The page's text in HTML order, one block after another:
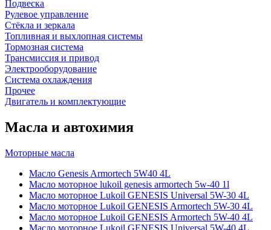
Подвеска
Рулевое управление
Стёкла и зеркала
Топливная и выхлопная системы
Тормозная система
Трансмиссия и привод
Электрооборудование
Система охлаждения
Прочее
Двигатель и комплектующие
Масла и автохимия
Моторные масла
Масло Genesis Armortech 5W40 4L
Масло моторное lukoil genesis armortech 5w-40 1l
Масло моторное Lukoil GENESIS Universal 5W-30 4L
Масло моторное Lukoil GENESIS Armortech 5W-30 4L
Масло моторное Lukoil GENESIS Armortech 5W-40 4L
Масло моторное Lukoil GENESIS Universal 5W-40 4L